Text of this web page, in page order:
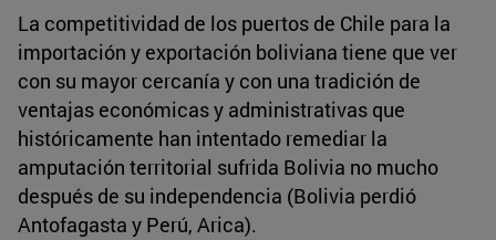
La competitividad de los puertos de Chile para la
importación y exportación boliviana tiene que ver
con su mayor cercanía y con una tradición de
ventajas económicas y administrativas que
históricamente han intentado remediar la
amputación territorial sufrida Bolivia no mucho
después de su independencia (Bolivia perdió
Antofagasta y Perú, Arica).